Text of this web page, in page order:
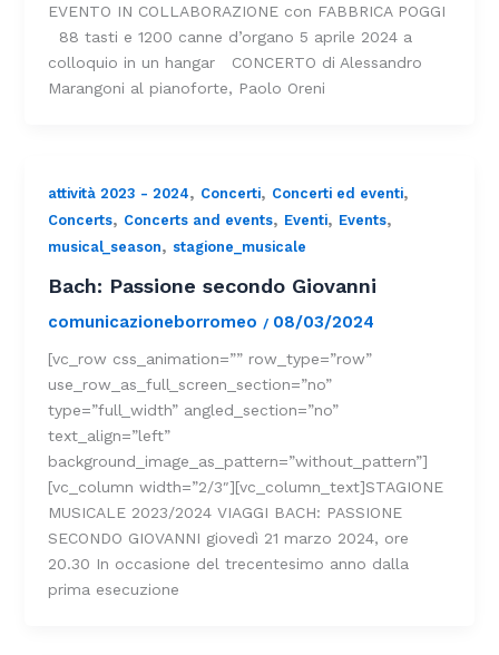
EVENTO IN COLLABORAZIONE con FABBRICA POGGI
88 tasti e 1200 canne d’organo 5 aprile 2024 a
colloquio in un hangar CONCERTO di Alessandro
Marangoni al pianoforte, Paolo Oreni
attività 2023 - 2024, Concerti, Concerti ed eventi,
Concerts, Concerts and events, Eventi, Events,
musical_season, stagione_musicale
Bach: Passione secondo Giovanni
comunicazioneborromeo / 08/03/2024
[vc_row css_animation=”” row_type=”row”
use_row_as_full_screen_section=”no”
type=”full_width” angled_section=”no”
text_align=”left”
background_image_as_pattern=”without_pattern”]
[vc_column width=”2/3″][vc_column_text]STAGIONE
MUSICALE 2023/2024 VIAGGI BACH: PASSIONE
SECONDO GIOVANNI giovedì 21 marzo 2024, ore
20.30 In occasione del trecentesimo anno dalla
prima esecuzione